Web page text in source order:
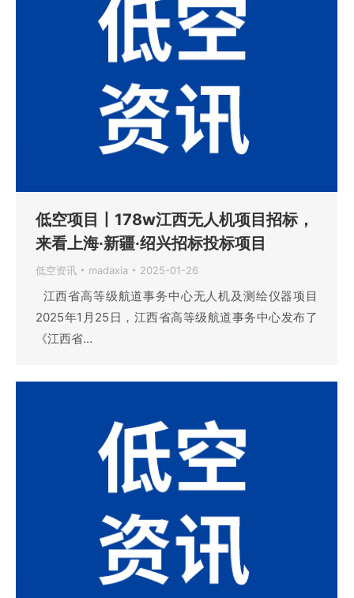
低空项目丨178w江西无人机项目招标，
来看上海·新疆·绍兴招标投标项目
低空资讯 madaxia 2025-01-26
江西省高等级航道事务中心无人机及测绘仪器项目
2025年1月25日，江西省高等级航道事务中心发布了
《江西省…